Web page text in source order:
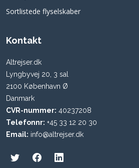
Sortlistede flyselskaber
Kontakt
Altrejser.dk
Lyngbyvej 20, 3 sal
2100 København Ø
Danmark
CVR-nummer: 40237208
Telefonnr: +45 33 12 20 30
Email: info@altrejser.dk